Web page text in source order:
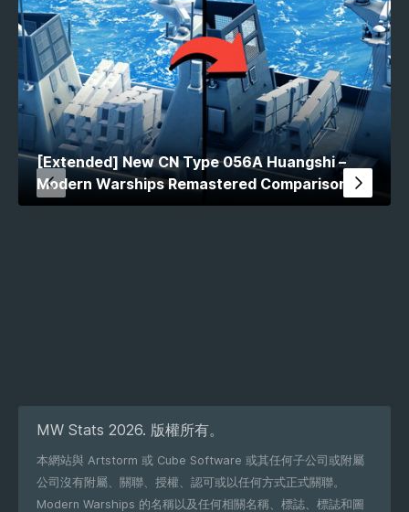
[Extended] New CN Type 056A Huangshi –
Modern Warships Remastered Comparison
MW Stats 2026. 版權所有。
本網站與 Artstorm 或 Cube Software 或其任何子公司或附屬
公司沒有附屬、關聯、授權、認可或以任何方式正式關聯。
Modern Warships 的名稱以及任何相關名稱、標誌、標誌和圖